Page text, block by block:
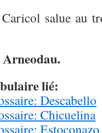
salue au
Arneodau.
lié:
Descabello
Chicuelina
Estoconazo